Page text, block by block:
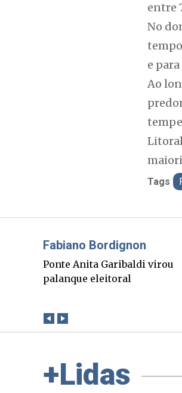
entre
No
e
Ao
Litoral
Tags
Misael Elias
O Boato corre mais rápido
que a verdade. Mas quem
+Lidas